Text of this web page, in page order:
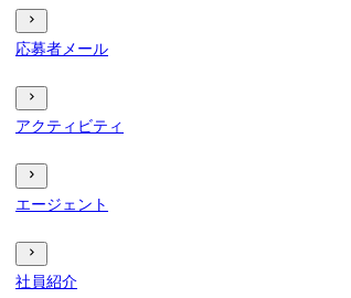
応募者メール
アクティビティ
エージェント
社員紹介